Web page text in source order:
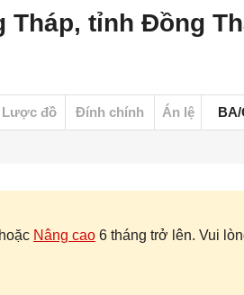
tỉnh Đồng
Lược đồ Đính chính Án lệ
hoặc Nâng cao 6 tháng trở lên. Vui